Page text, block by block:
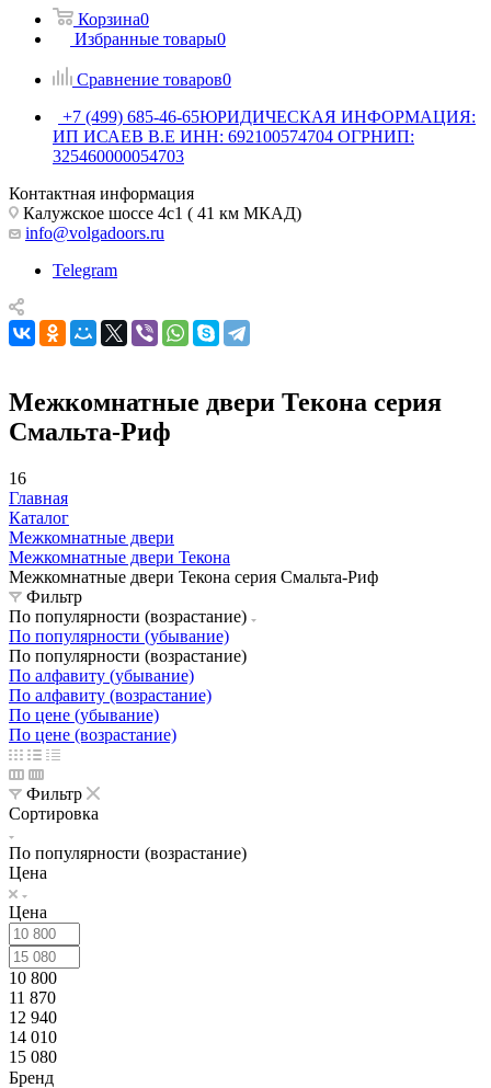
Корзина0
Избранные товары0
Сравнение товаров0
+7 (499) 685-46-65ЮРИДИЧЕСКАЯ ИНФОРМАЦИЯ:
ИП ИСАЕВ В.Е ИНН: 692100574704 ОГРНИП:
325460000054703
Контактная информация
Калужское шоссе 4с1 ( 41 км МКАД)
info@volgadoors.ru
Telegram
Межкомнатные двери Текона серия
Смальта-Риф
16
Главная
Каталог
Межкомнатные двери
Межкомнатные двери Текона
Межкомнатные двери Текона серия Смальта-Риф
Фильтр
По популярности (возрастание)
По популярности (убывание)
По популярности (возрастание)
По алфавиту (убывание)
По алфавиту (возрастание)
По цене (убывание)
По цене (возрастание)
Фильтр
Сортировка
По популярности (возрастание)
Цена
Цена
10 800
11 870
12 940
14 010
15 080
Бренд